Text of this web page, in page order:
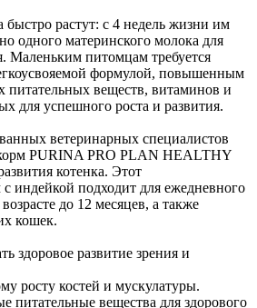
растут: с 4 недель жизни им
одного материнского молока для
Маленьким питомцам требуется
формулой, повышенным
питательных веществ, витаминов и
для успешного роста и развития.
ветеринарных специалистов
PURINA PRO PLAN HEALTHY
котенка. Этот
индейкой подходит для ежедневного
до 12 месяцев, а также
кошек.
здоровое развитие зрения и
росту костей и мускулатуры.
питательные вещества для здорового